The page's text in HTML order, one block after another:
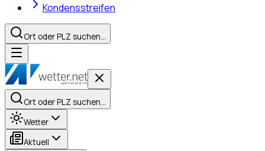
Kondensstreifen
Ort oder PLZ suchen…
Ort oder PLZ suchen…
Wetter
Aktuell